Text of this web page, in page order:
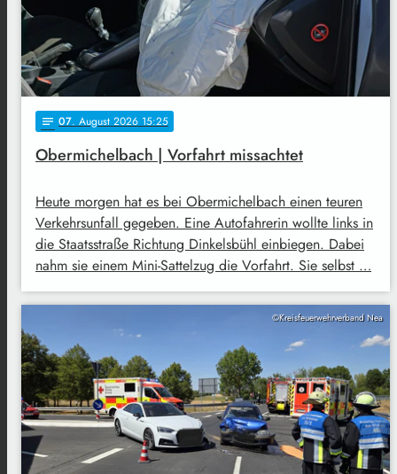
notes 07. August 2026 15:25
Obermichelbach | Vorfahrt missachtet
Heute morgen hat es bei Obermichelbach einen teuren
Verkehrsunfall gegeben. Eine Autofahrerin wollte links in
die Staatsstraße Richtung Dinkelsbühl einbiegen. Dabei
nahm sie einem Mini-Sattelzug die Vorfahrt. Sie selbst …
©Kreisfeuerwehrverband Nea